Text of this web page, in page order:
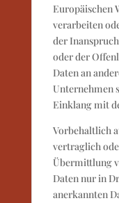
Europäischen
verarbeiten
der
oder der
Daten an
Unternehmen
Einklang mit
Vorbehaltlich
vertraglich
Übermittlung
Daten nur in
anerkannten